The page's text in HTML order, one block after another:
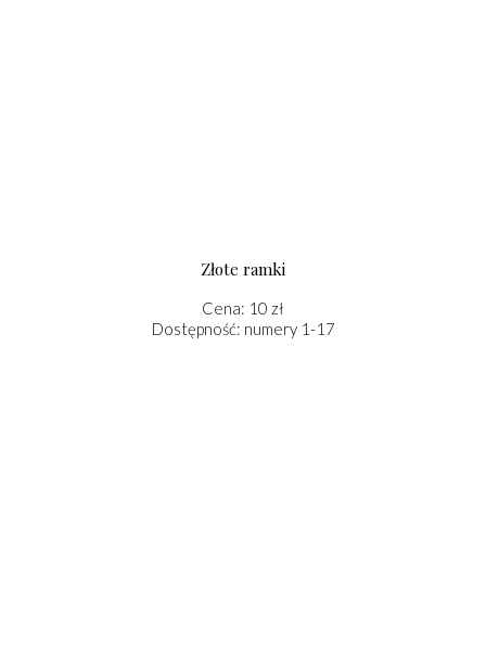
Złote ramki
Cena: 10 zł
Dostępność: numery 1-17